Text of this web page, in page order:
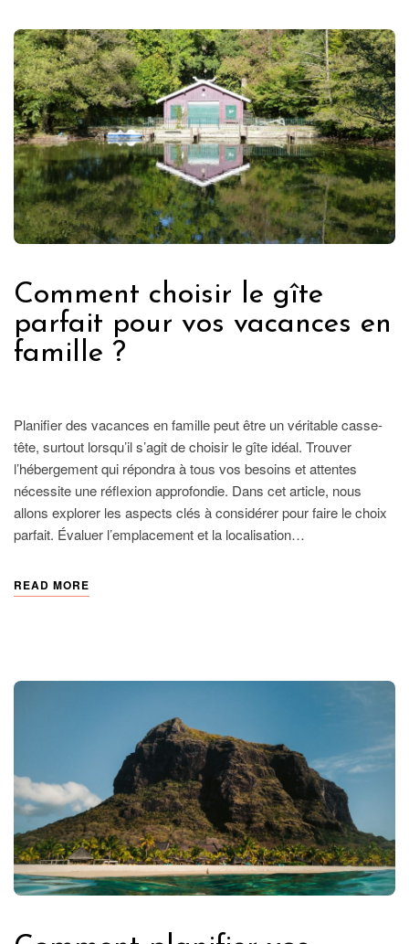
Comment choisir le gîte
parfait pour vos vacances en
famille ?
Planifier des vacances en famille peut être un véritable casse-
tête, surtout lorsqu’il s’agit de choisir le gîte idéal. Trouver
l’hébergement qui répondra à tous vos besoins et attentes
nécessite une réflexion approfondie. Dans cet article, nous
allons explorer les aspects clés à considérer pour faire le choix
parfait. Évaluer l’emplacement et la localisation…
READ MORE